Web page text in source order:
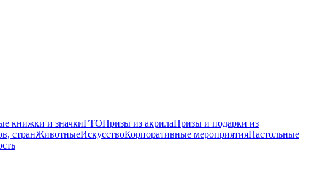
книжки и значкиГТОПризы из акрилаПризы и подарки из
странЖивотныеИскусствоКорпоративные мероприятияНастольные